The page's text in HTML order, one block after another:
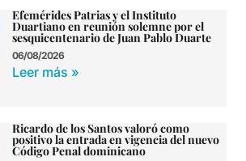
Efemérides Patrias y el Instituto
Duartiano en reunión solemne por el
sesquicentenario de Juan Pablo Duarte
06/08/2026
Leer más »
Ricardo de los Santos valoró como
positivo la entrada en vigencia del nuevo
Código Penal dominicano